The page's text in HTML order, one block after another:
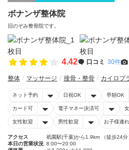
ボナンザ整体院
旧のぞみ整骨院です。
4.42 口コミ 30件
整体 マッサージ 接骨・整骨 カイロプ
ネット予約 日祝OK 早朝OK
カード可 電子マネー決済可
女性歓迎 男性歓迎 お子様連
アクセス
祇園駅(千葉)から1.9km （徒歩24分
本日の営業状況 8:00〜20:00